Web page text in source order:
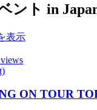
ント in
表示
ON TOUR